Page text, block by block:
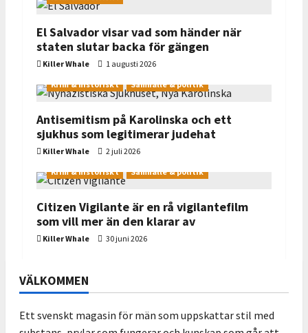
El Salvador visar vad som händer när
staten slutar backa för gängen
Killer Whale
1 augusti 2026
Krim & historiskt
Samhälle & politik
Antisemitism på Karolinska och ett
sjukhus som legitimerar judehat
Killer Whale
2 juli 2026
Krim & historiskt
Samhälle & politik
Citizen Vigilante är en rå vigilantefilm
som vill mer än den klarar av
Killer Whale 30 juni 2026
VÄLKOMMEN
Ett svenskt magasin för män som uppskattar stil med